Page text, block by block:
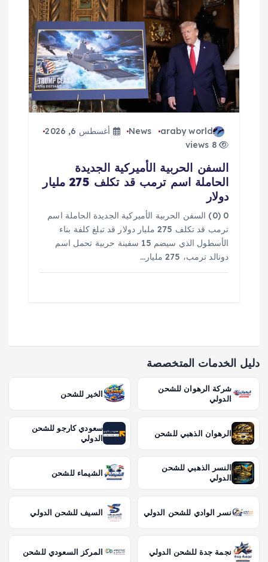
araby world
News
أغسطس 6, 2026
8 views
السفن الحربية الأميركية الجديدة
الحاملة اسم ترمب قد تكلف 275 مليار
دولار
0 (0) السفن الحربية الأميركية الجديدة الحاملة اسم
ترمب قد تكلف 275 مليار دولار قد تبلغ كلفة بناء
الأسطول الذي سيضم 15 سفينة حربية تحمل اسم
دونالد ترمب، 275 مليار…
دليل الخدمات المتخصصة
شركة الرهوان للشحن
الدولي
الخير للشحن
الرهوان الذهبي للشحن
سعودي كارجو للشحن
الدولي
النسر الذهبي للشحن
الدولي
الشيماء للشحن
نسر الوادي للشحن الدولي السيف للشحن الدولي
نجمة جدة للشحن الدولي المركز السعودي للشحن